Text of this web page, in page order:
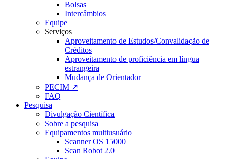
Bolsas
Intercâmbios
Equipe
Serviços
Aproveitamento de Estudos/Convalidação de
Créditos
Aproveitamento de proficiência em língua
estrangeira
Mudança de Orientador
PECIM ↗
FAQ
Pesquisa
Divulgação Científica
Sobre a pesquisa
Equipamentos multiusuário
Scanner OS 15000
Scan Robot 2.0